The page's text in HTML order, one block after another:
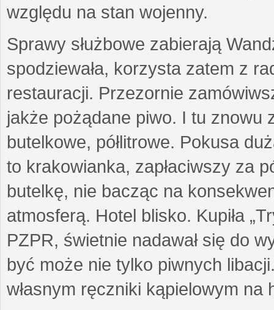
względu na stan wojenny.
Sprawy służbowe zabierają
spodziewała, korzysta zatem z
restauracji. Przezornie
jakże pożądane piwo. I tu znowu
butelkowe, półlitrowe. Pokusa
to krakowianka, zapłaciwszy za
butelkę, nie bacząc na
atmosferą. Hotel blisko. Kupiła
PZPR, świetnie nadawał się do
być może nie tylko piwnych
własnym ręczniki kąpielowym na